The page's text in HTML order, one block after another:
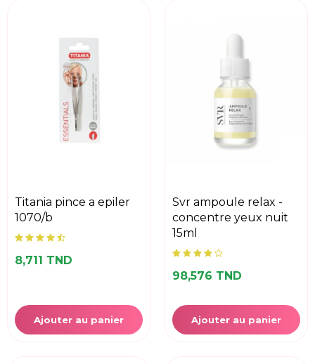
titania pince a epiler
1070/b
8,711 TND
Ajouter au panier
svr ampoule relax -
concentre yeux nuit
15ml
98,576 TND
Ajouter au panier